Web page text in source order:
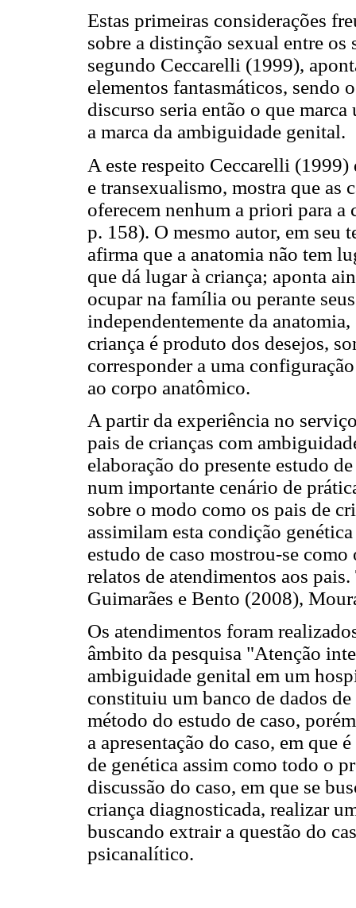
Estas primeiras considerações
sobre a distinção sexual entre
segundo Ceccarelli (1999),
elementos fantasmáticos, sendo
discurso seria então o que
a marca da ambiguidade genital.
A este respeito Ceccarelli
e transexualismo, mostra que as
oferecem nenhum a priori para
p. 158). O mesmo autor, em seu
afirma que a anatomia não tem
que dá lugar à criança; aponta
ocupar na família ou perante
independentemente da
criança é produto dos desejos,
corresponder a uma
ao corpo anatômico.
A partir da experiência no
pais de crianças com
elaboração do presente estudo
num importante cenário de
sobre o modo como os pais de
assimilam esta condição
estudo de caso mostrou-se
relatos de atendimentos aos
Guimarães e Bento (2008),
Os atendimentos foram
âmbito da pesquisa "Atenção
ambiguidade genital em um
constituiu um banco de dados
método do estudo de caso,
a apresentação do caso, em que
de genética assim como todo o
discussão do caso, em que se
criança diagnosticada, realizar
buscando extrair a questão do
psicanalítico.